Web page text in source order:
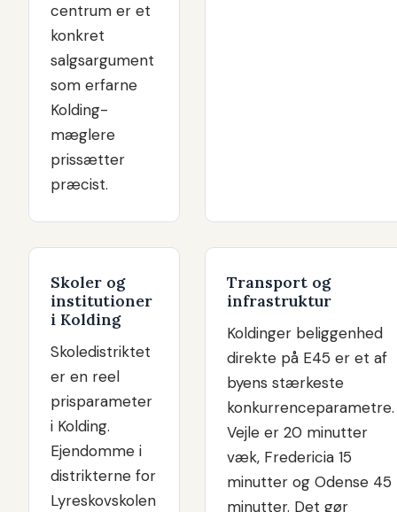
centrum er et
konkret
salgsargument
som erfarne
Kolding-
mæglere
prissætter
præcist.
Skoler og
institutioner
i Kolding
Skoledistriktet
er en reel
prisparameter
i Kolding.
Ejendomme i
distrikterne for
Lyreskovskolen
Transport og
infrastruktur
Koldinger beliggenhed
direkte på E45 er et af
byens stærkeste
konkurrenceparametre.
Vejle er 20 minutter
væk, Fredericia 15
minutter og Odense 45
minutter. Det gør